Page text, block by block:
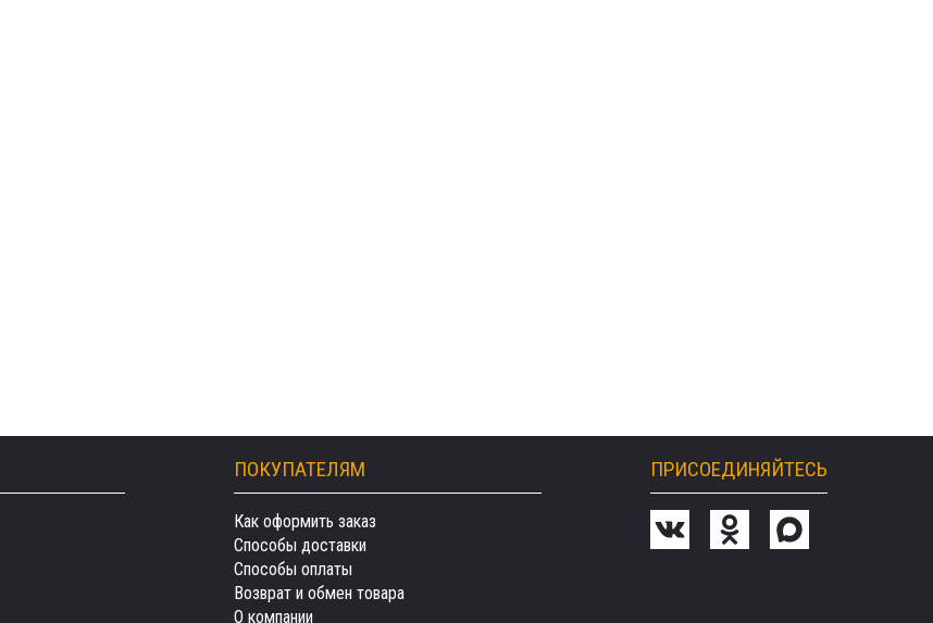
ПОКУПАТЕЛЯМ
Как оформить заказ
Способы доставки
Способы оплаты
Возврат и обмен товара
О компании
ПРИСОЕДИНЯЙТЕСЬ